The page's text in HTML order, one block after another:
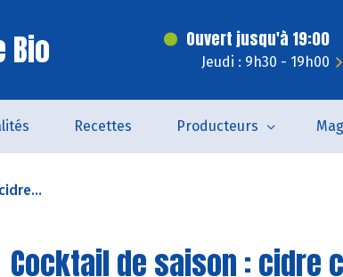
Bio Ouvert jusqu'à 19:00
Jeudi : 9h30 - 19h00
Recettes Producteurs
Cocktail de saison : cidre